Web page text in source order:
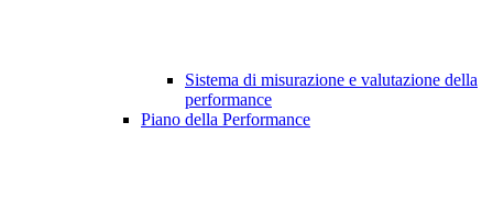
Sistema di misurazione e valutazione della
performance
Piano della Performance